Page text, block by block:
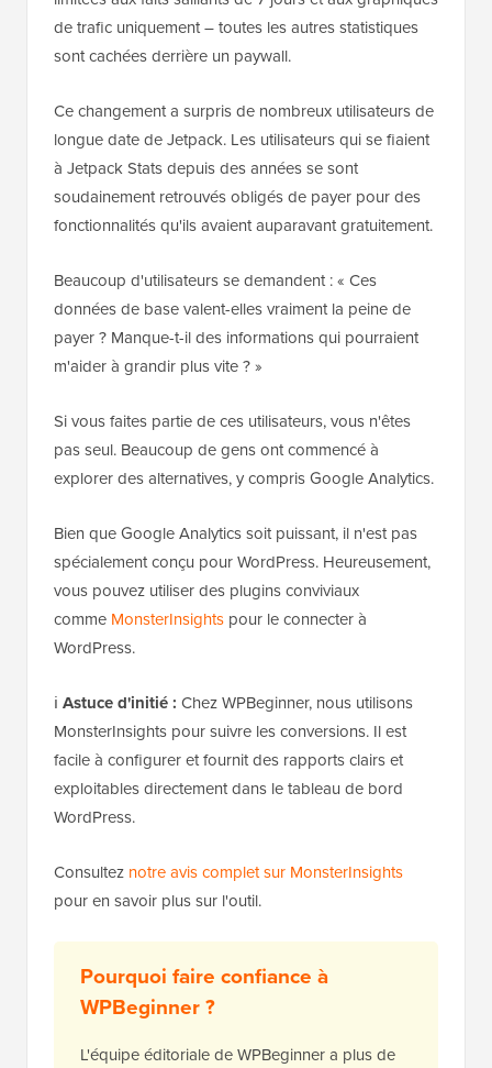
de trafic uniquement – toutes les autres statistiques
sont cachées derrière un paywall.
Ce changement a surpris de nombreux utilisateurs de
longue date de Jetpack. Les utilisateurs qui se fiaient
à Jetpack Stats depuis des années se sont
soudainement retrouvés obligés de payer pour des
fonctionnalités qu'ils avaient auparavant gratuitement.
Beaucoup d'utilisateurs se demandent : « Ces
données de base valent-elles vraiment la peine de
payer ? Manque-t-il des informations qui pourraient
m'aider à grandir plus vite ? »
Si vous faites partie de ces utilisateurs, vous n'êtes
pas seul. Beaucoup de gens ont commencé à
explorer des alternatives, y compris Google Analytics.
Bien que Google Analytics soit puissant, il n'est pas
spécialement conçu pour WordPress. Heureusement,
vous pouvez utiliser des plugins conviviaux
comme MonsterInsights pour le connecter à
WordPress.
ℹ️ Astuce d'initié : Chez WPBeginner, nous utilisons
MonsterInsights pour suivre les conversions. Il est
facile à configurer et fournit des rapports clairs et
exploitables directement dans le tableau de bord
WordPress.
Consultez notre avis complet sur MonsterInsights
pour en savoir plus sur l'outil.
Pourquoi faire confiance à
WPBeginner ?
L'équipe éditoriale de WPBeginner a plus de